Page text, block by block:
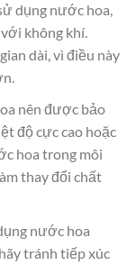
dụng nước hoa,
không khí.
dài, vì điều này
nên được bảo
độ cực cao hoặc
hoa trong môi
thay đổi chất
nước hoa
tránh tiếp xúc